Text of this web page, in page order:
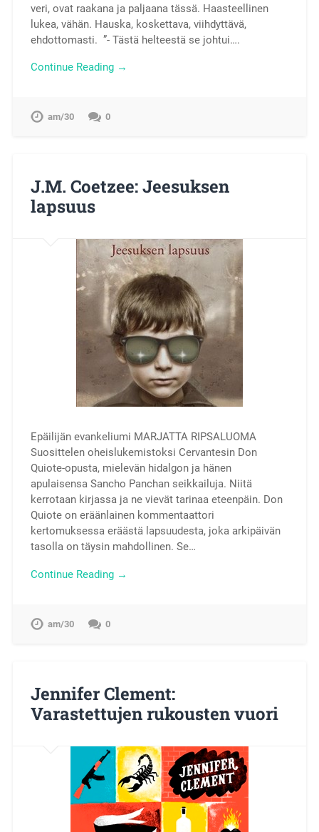
veri, ovat raakana ja paljaana tässä. Haasteellinen
lukea, vähän. Hauska, koskettava, viihdyttävä,
ehdottomasti. ”- Tästä helteestä se johtui….
Continue Reading →
am/30 0
J.M. Coetzee: Jeesuksen
lapsuus
Epäilijän evankeliumi MARJATTA RIPSALUOMA
Suosittelen oheislukemistoksi Cervantesin Don
Quiote-opusta, mielevän hidalgon ja hänen
apulaisensa Sancho Panchan seikkailuja. Niitä
kerrotaan kirjassa ja ne vievät tarinaa eteenpäin. Don
Quiote on eräänlainen kommentaattori
kertomuksessa eräästä lapsuudesta, joka arkipäivän
tasolla on täysin mahdollinen. Se…
Continue Reading →
am/30 0
Jennifer Clement:
Varastettujen rukousten vuori